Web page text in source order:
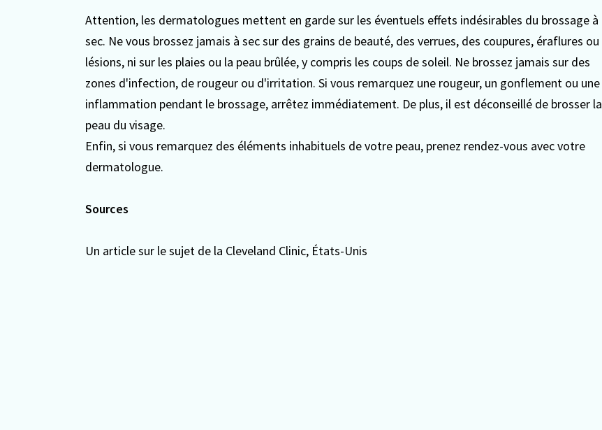
Attention, les dermatologues mettent en garde sur les éventuels effets indésirables du brossage à
sec. Ne vous brossez jamais à sec sur des grains de beauté, des verrues, des coupures, éraflures ou
lésions, ni sur les plaies ou la peau brûlée, y compris les coups de soleil. Ne brossez jamais sur des
zones d'infection, de rougeur ou d'irritation. Si vous remarquez une rougeur, un gonflement ou une
inflammation pendant le brossage, arrêtez immédiatement. De plus, il est déconseillé de brosser la
peau du visage.
Enfin, si vous remarquez des éléments inhabituels de votre peau, prenez rendez-vous avec votre
dermatologue.
Sources
Un article sur le sujet de la Cleveland Clinic, États-Unis